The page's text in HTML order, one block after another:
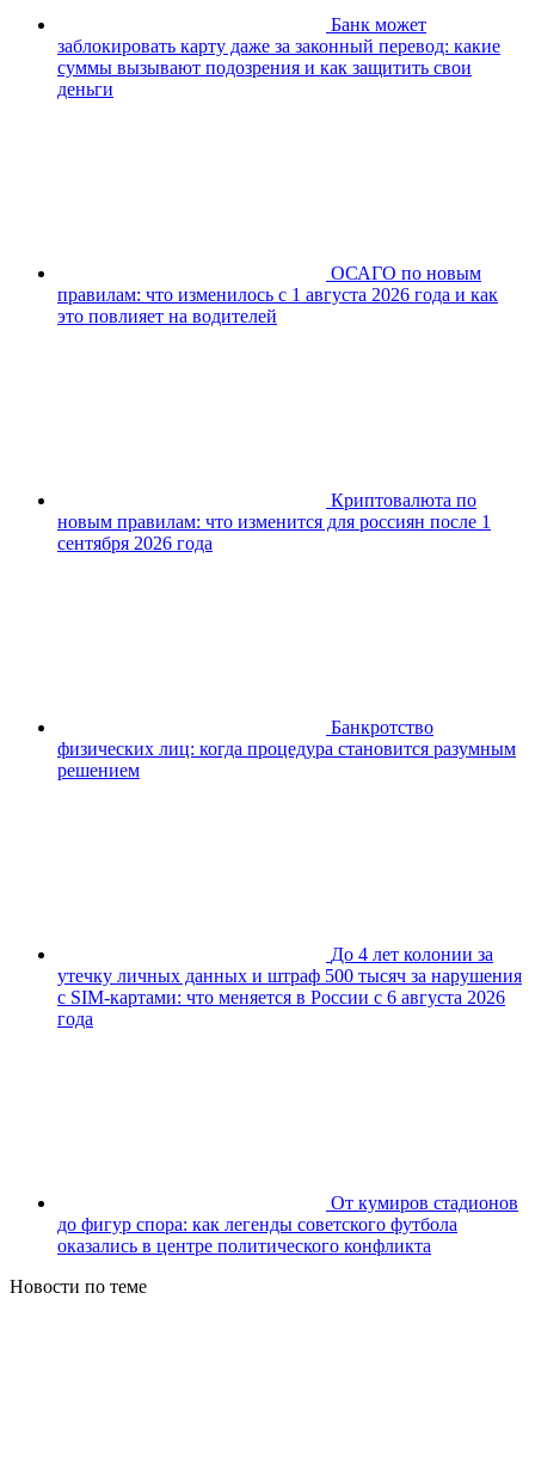
Банк может
заблокировать карту даже за законный перевод: какие
суммы вызывают подозрения и как защитить свои
деньги
ОСАГО по новым
правилам: что изменилось с 1 августа 2026 года и как
это повлияет на водителей
Криптовалюта по
новым правилам: что изменится для россиян после 1
сентября 2026 года
Банкротство
физических лиц: когда процедура становится разумным
решением
До 4 лет колонии за
утечку личных данных и штраф 500 тысяч за нарушения
с SIM-картами: что меняется в России с 6 августа 2026
года
От кумиров стадионов
до фигур спора: как легенды советского футбола
оказались в центре политического конфликта
Новости по теме